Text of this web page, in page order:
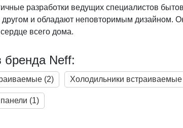
разработки ведущих специалистов
другом и обладают неповторимым дизайном.
всего дома.
бренда Neff:
(2) Холодильники встраиваемые
(1)